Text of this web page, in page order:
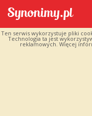
Ten serwis wykorzystuje pliki
Technologia ta jest
reklamowych. Więcej